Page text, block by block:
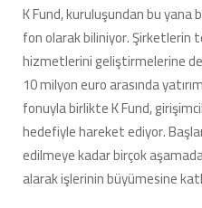
K Fund, kuruluşundan bu yana
fon olarak biliniyor. Şirketlerin
hizmetlerini geliştirmelerine
10 milyon euro arasında
fonuyla birlikte K Fund,
hedefiyle hareket ediyor.
edilmeye kadar birçok
alarak işlerinin büyümesine